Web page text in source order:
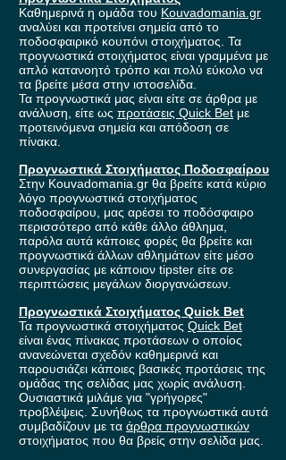
Καθημερινά η ομάδα του Kouvadomania.gr
αναλύει και προτείνει σημεία από το
ποδοσφαιρικό κουπόνι στοιχήματος. Τα
προγνωστικά στοιχήματος είναι γραμμένα με
απλό κατανοητό τρόπο και πολύ εύκολο να
τα βρείτε μέσα στην ιστοσελίδα.
Τα προγνωστικά μας είναι είτε σε άρθρα με
ανάλυση, είτε ως προτάσεις Quick Bet με
προτεινόμενα σημεία και απόδοση σε
πίνακα.
Προγνωστικά Στοιχήματος Ποδοσφαίρου
Στην Kouvadomania.gr θα βρείτε κατά κύριο
λόγο προγνωστικά στοιχήματος
ποδοσφαίρου, μας αρέσει το ποδόσφαιρο
περισσότερο από κάθε άλλο άθλημα,
παρόλα αυτά κάποιες φορές θα βρείτε και
προγνωστικά άλλων αθλημάτων είτε μέσο
συνεργασίας με κάποιον tipster είτε σε
περιπτώσεις μεγάλων διοργανώσεων.
Προγνωστικά Στοιχήματος Quick Bet
Τα προγνωστικά στοιχήματος Quick Bet
είναι ένας πίνακας προτάσεων ο οποίος
ανανεώνεται σχεδόν καθημερινά και
παρουσιάζει κάποιες βασικές προτάσεις της
ομάδας της σελίδας μας χωρίς ανάλυση.
Ουσιαστικά μιλάμε για "γρήγορες"
προβλέψεις. Συνήθως τα προγνωστικά αυτά
συμβαδίζουν με τα άρθρα προγνωστικών
στοιχήματος που θα βρείς στην σελίδα μας.